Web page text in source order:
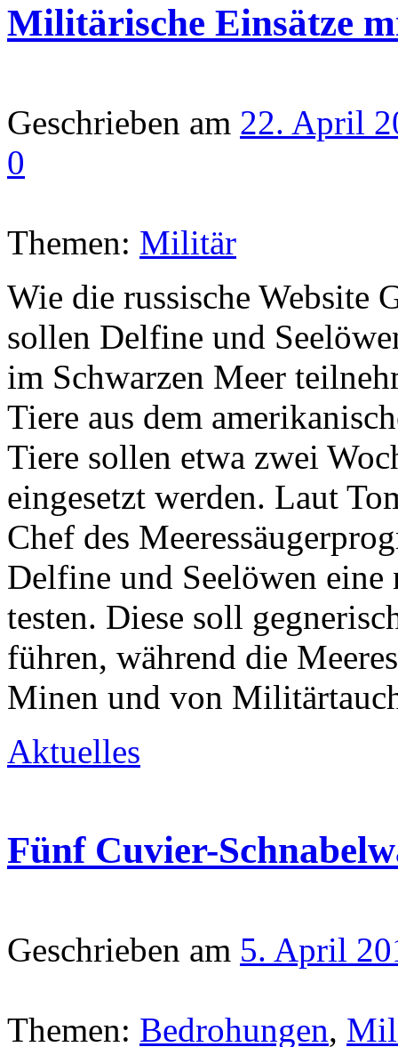
Militärische Einsätze
Geschrieben am 22. April
0
Themen: Militär
Wie die russische
sollen Delfine und
im Schwarzen Meer
Tiere aus dem
Tiere sollen etwa zwei
eingesetzt werden. Laut
Chef des
Delfine und Seelöwen
testen. Diese soll
führen, während die
Minen und von
Aktuelles
Fünf Cuvier-
Geschrieben am 5. April
Themen: Bedrohungen,